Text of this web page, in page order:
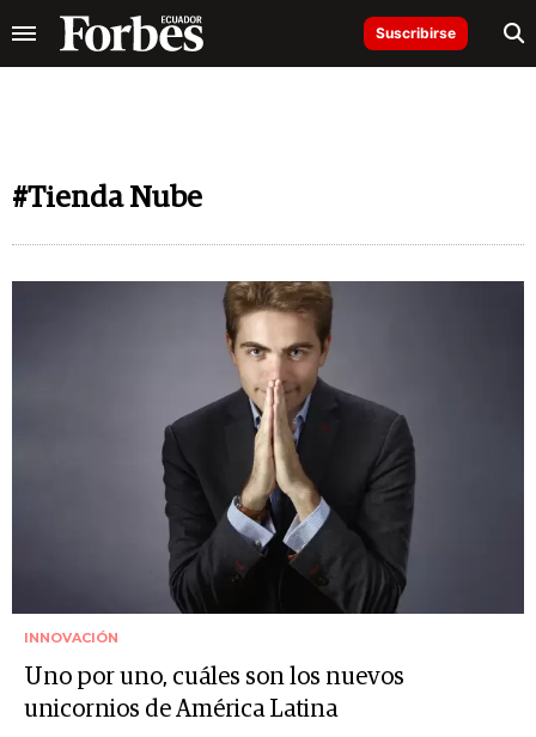
Suscribirse
#Tienda Nube
INNOVACIÓN
Uno por uno, cuáles son los nuevos
unicornios de América Latina